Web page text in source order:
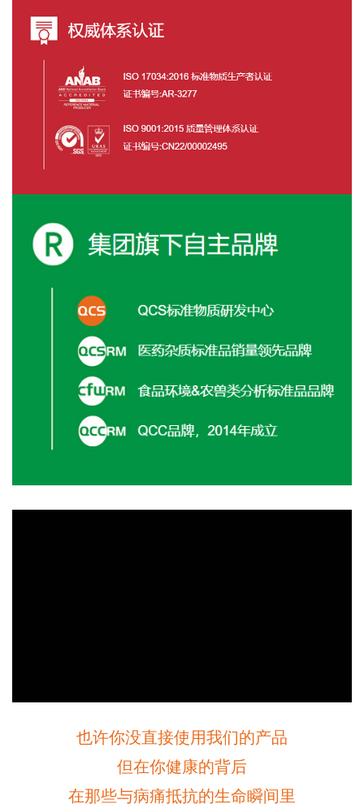
也许你没直接使用我们的产品
但在你健康的背后
在那些与病痛抵抗的生命瞬间里